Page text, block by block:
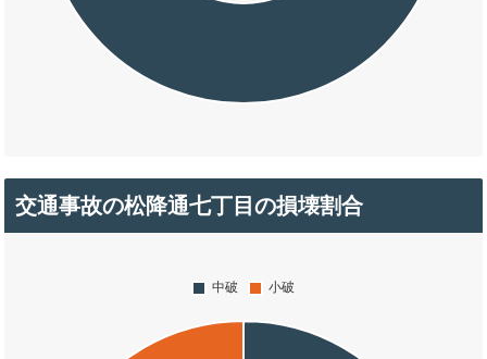
交通事故の松降通七丁目の損壊割合